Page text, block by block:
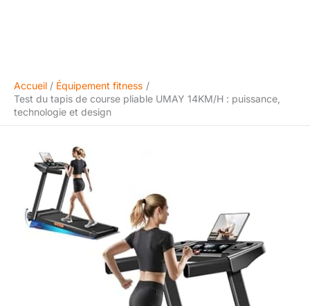
Accueil
Équipement fitness
Test du tapis de course pliable UMAY 14KM/H : puissance,
technologie et design